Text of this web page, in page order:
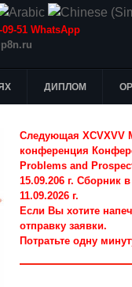
09-51 WhatsApp
ДИПЛОМ
Следующая XCVXVV
конференция
Problems and
15.09.206 г. Сборник
11.09.2026 г.
Если Вы хотите
отправку заявки.
Потратьте одну